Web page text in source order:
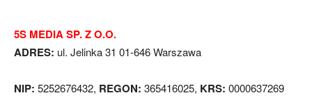
5S MEDIA SP. Z O.O.
ADRES: ul. Jelinka 31 01-646 Warszawa
NIP: 5252676432, REGON: 365416025, KRS: 0000637269